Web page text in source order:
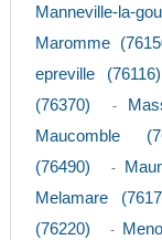
Manneville-la-
Maromme
epreville (76116)
(76370)
-
Maucomble
(76490)
-
Melamare
(76220)
-